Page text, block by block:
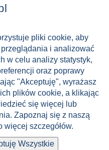
🛸
pliki cookie, aby
i analizować
w celu analizy statystyk,
oraz poprawy
"Akceptuję", wyrażasz
plików cookie, a klikając
się więcej lub
Zapoznaj się z naszą
więcej szczegółów.
Wszystkie